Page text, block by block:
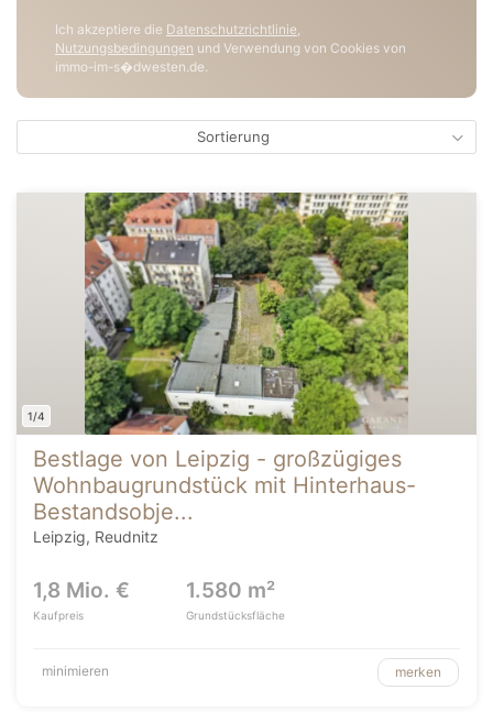
Ich akzeptiere die Datenschutzrichtlinie,
Nutzungsbedingungen und Verwendung von Cookies von
immo-im-s�dwesten.de.
Sortierung
1/4
Bestlage von Leipzig - großzügiges
Wohnbaugrundstück mit Hinterhaus-
Bestandsobje...
Leipzig, Reudnitz
1,8 Mio. €
Kaufpreis
1.580 m²
Grundstücksfläche
minimieren merken